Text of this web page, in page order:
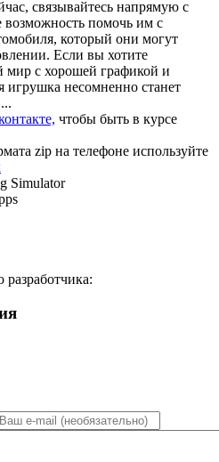
связывайтесь напрямую с
помочь им с
который они могут
Если вы хотите
мир с хорошей графикой и
игрушка несомненно станет
чтобы быть в курсе
zip на телефоне используйте
Simulator